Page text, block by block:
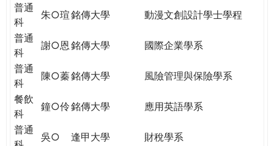
普通
科
朱○瑄銘傳大學
動漫文創設計學士學程
普通
科
謝○恩 銘傳大學
國際企業學系
普通
科
陳○蓁銘傳大學
風險管理與保險學系
餐飲
科
鐘○伶銘傳大學
應用英語學系
普通
吳○ 逢甲大學 財稅學系